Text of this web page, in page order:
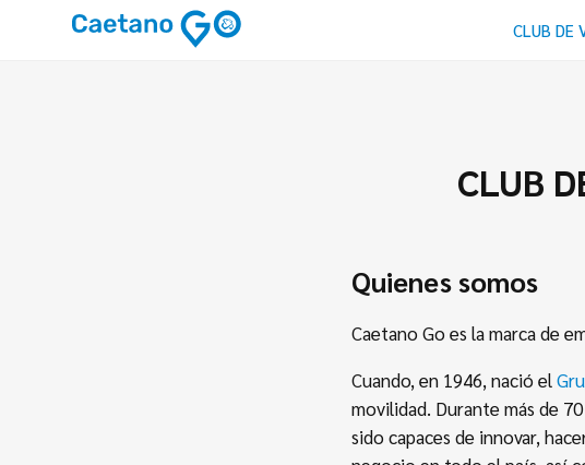
CLUB DE
CLUB
Quienes somos
Caetano Go es la marca de
Cuando, en 1946, nació el
movilidad. Durante más de
sido capaces de innovar,